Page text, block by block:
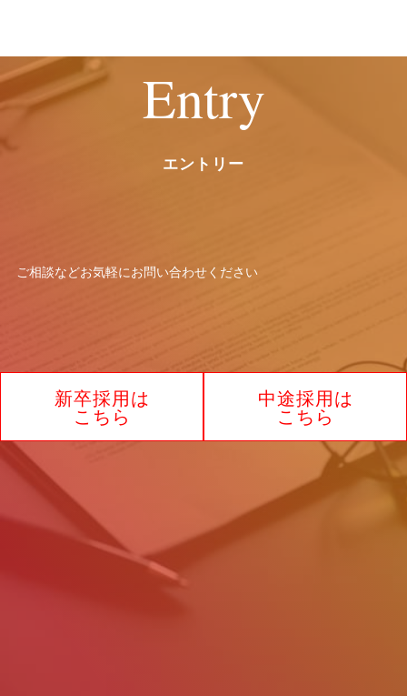
請求ができます。
お申し出は、以下の窓口にて受付けま
また、個々の選考・評価結果に関する情
報の開示には応じかねますので予めご了
お問合わせ窓口：林 智代
制定2025年7月1日
Entry
エントリー
ご相談などお気軽にお問い合わせください
新卒採用は
こちら
中途採用は
こちら